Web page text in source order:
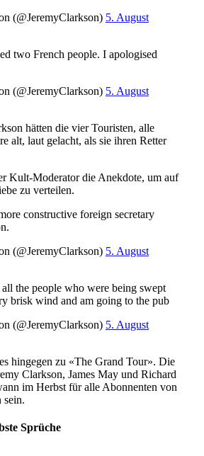
(@JeremyClarkson) 5. August
two French people. I apologised
(@JeremyClarkson) 5. August
hätten die vier Touristen, alle
alt, laut gelacht, als sie ihren Retter
Kult-Moderator die Anekdote, um auf
zu verteilen.
constructive foreign secretary
(@JeremyClarkson) 5. August
the people who were being swept
brisk wind and am going to the pub
(@JeremyClarkson) 5. August
hingegen zu «The Grand Tour». Die
Clarkson, James May und Richard
im Herbst für alle Abonnenten von
sein.
Sprüche